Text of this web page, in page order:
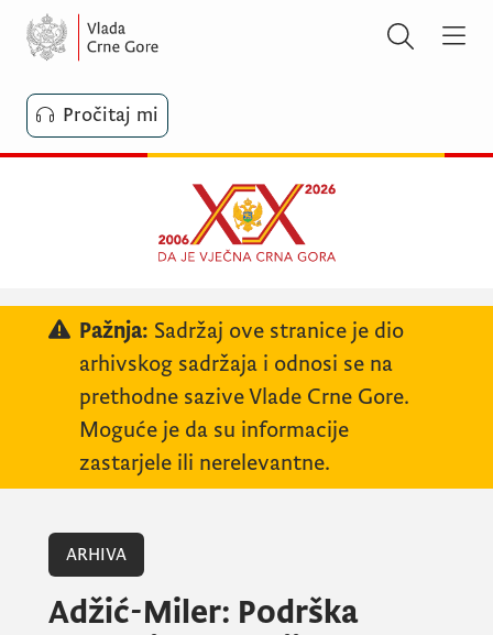
Pročitaj mi
Pažnja: Sadržaj ove stranice je dio
arhivskog sadržaja i odnosi se na
prethodne sazive Vlade Crne Gore.
Moguće je da su informacije
zastarjele ili nerelevantne.
ARHIVA
Adžić-Miler: Podrška